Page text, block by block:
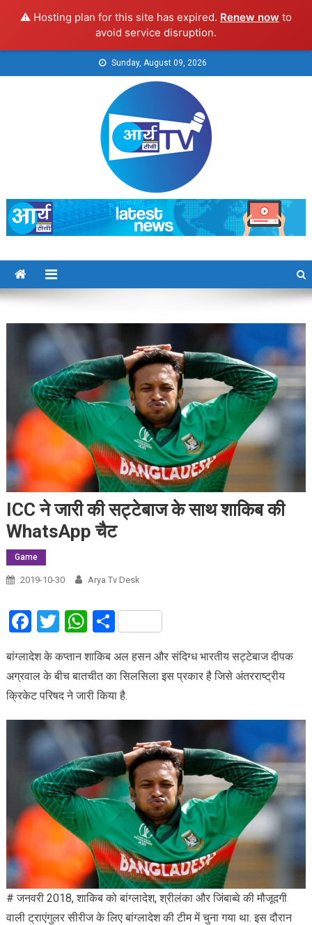
⚠️ Hosting plan for this site has expired. Renew now to
avoid service disruption.
to
Sunday, August 09, 2026
Arya TV
ICC ने जारी की सट्टेबाज के साथ शाकिब की
WhatsApp चैट
Game
2019-10-30 Arya Tv Desk
Facebook
Twitter
WhatsApp
Share
बांग्लादेश के कप्तान शाकिब अल हसन और संदिग्ध भारतीय सट्टेबाज दीपक
अग्रवाल के बीच बातचीत का सिलसिला इस प्रकार है जिसे अंतरराष्ट्रीय
क्रिकेट परिषद ने जारी किया है.
# जनवरी 2018, शाकिब को बांग्लादेश, श्रीलंका और जिंबाब्वे की मौजूदगी
वाली ट्राएंगुलर सीरीज के लिए बांग्लादेश की टीम में चुना गया था. इस दौरान